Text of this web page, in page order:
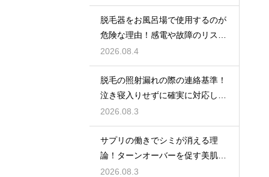
脱毛器をお風呂場で使用するのが
危険な理由！感電や故障のリスク
を避けるための安全な環境選び
2026.08.4
脱毛の照射漏れの際の連絡基準！
泣き寝入りせずに確実に対応して
もらう
2026.08.3
サプリの働きでシミが消える理
論！ターンオーバーを促す美肌の
秘密
2026.08.3